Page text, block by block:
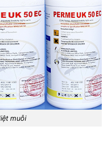
muỗi